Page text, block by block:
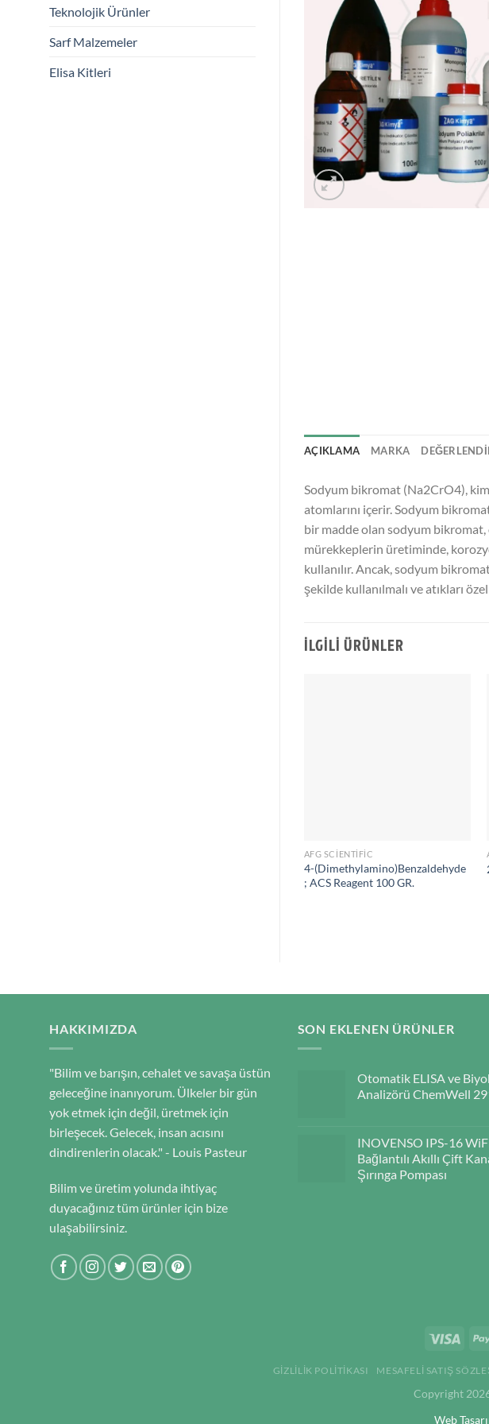
Teknolojik Ürünler
Sarf Malzemeler
Elisa Kitleri
AÇIKLAMA MARKA
Sodyum bikromat (Na2CrO4),
atomlarını içerir. Sodyum
bir madde olan sodyum bikromat,
mürekkeplerin üretiminde,
kullanılır. Ancak, sodyum
şekilde kullanılmalı ve atıkları
İLGILI ÜRÜNLER
AFG SCIENTIFIC
4-(Dimethylamino)Benzaldehyde
; ACS Reagent 100 GR.
HAKKIMIZDA
"Bilim ve barışın, cehalet ve savaşa üstün
geleceğine inanıyorum. Ülkeler bir gün
yok etmek için değil, üretmek için
birleşecek. Gelecek, insan acısını
dindirenlerin olacak." - Louis Pasteur
Bilim ve üretim yolunda ihtiyaç
duyacağınız tüm ürünler için bize
ulaşabilirsiniz.
SON EKLENEN ÜRÜNLER
Otomatik ELISA ve
Analizörü ChemWell
INOVENSO IPS-16
Bağlantılı Akıllı Çift
Şırınga Pompası
GIZLILIK POLITIKASI MESAFELI SATIŞ
Copyright
Web